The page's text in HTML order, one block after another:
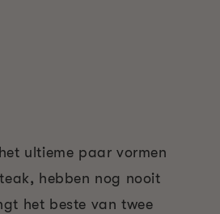
ultieme paar vormen
hebben nog nooit
het beste van twee